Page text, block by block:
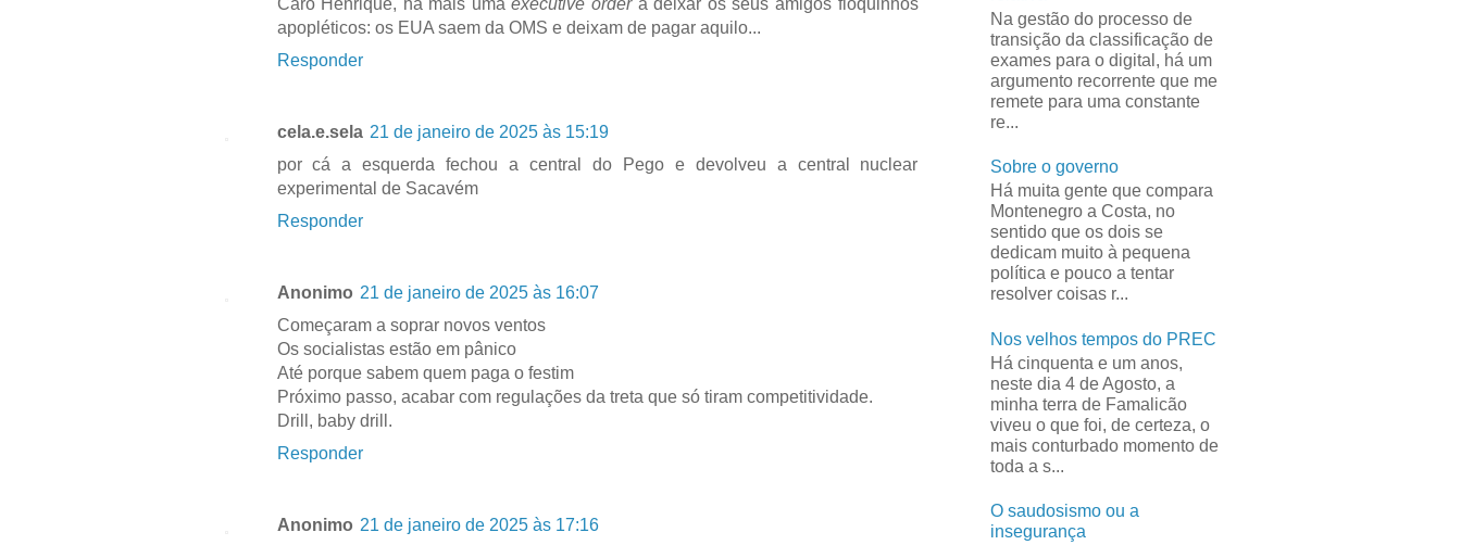
apopléticos: os EUA saem da OMS e deixam de pagar aquilo...
Responder
cela.e.sela 21 de janeiro de 2025 às 15:19
por cá a esquerda fechou a central do Pego e devolveu a central nuclear
experimental de Sacavém
Responder
Anonimo 21 de janeiro de 2025 às 16:07
Começaram a soprar novos ventos
Os socialistas estão em pânico
Até porque sabem quem paga o festim
Próximo passo, acabar com regulações da treta que só tiram competitividade.
Drill, baby drill.
Responder
Anonimo 21 de janeiro de 2025 às 17:16
Na gestão do processo de
transição da classificação de
exames para o digital, há um
argumento recorrente que me
remete para uma constante
re...
Sobre o governo
Há muita gente que compara
Montenegro a Costa, no
sentido que os dois se
dedicam muito à pequena
política e pouco a tentar
resolver coisas r...
Nos velhos tempos do PREC
Há cinquenta e um anos,
neste dia 4 de Agosto, a
minha terra de Famalicão
viveu o que foi, de certeza, o
mais conturbado momento de
toda a s...
O saudosismo ou a
insegurança